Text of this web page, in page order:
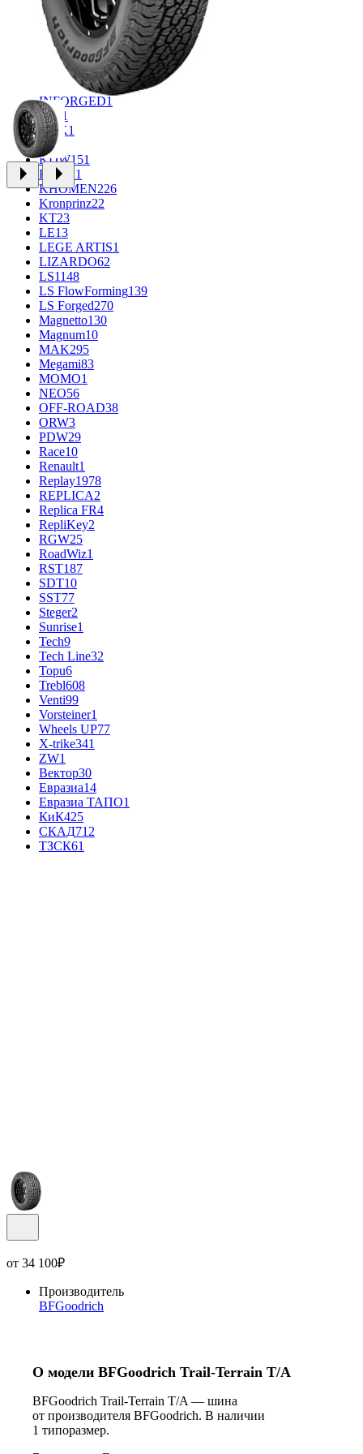
FF 34
GR71
Grizzly 3
iFree1004
iFree Original53
INFORGED1
IVR 1
K&K1
K72
KDW151
Keskin 1
KHOMEN226
Kronprinz22
KT23
LE13
LEGE ARTIS1
LIZARDO62
LS1148
LS FlowForming139
LS Forged270
Magnetto130
Magnum10
MAK295
Megami83
MOMO1
NEO56
OFF-ROAD38
ORW3
PDW29
Race10
Renault1
Replay1978
REPLICA2
Replica FR4
RepliKey2
RGW25
RoadWiz1
RST187
SDT10
SST77
Steger2
Sunrise1
Tech9
Tech Line32
Topu6
Trebl608
Venti99
Vorsteiner1
Wheels UP77
X-trike341
ZW1
Вектор30
Евразиа14
Евразиа ТАПО1
КиК425
СКАД712
ТЗСК61
от 34 100₽
Производитель
BFGoodrich
О модели BFGoodrich Trail-Terrain T/A
BFGoodrich Trail-Terrain T/A — шина
от производителя BFGoodrich. В наличии
1 типоразмер.